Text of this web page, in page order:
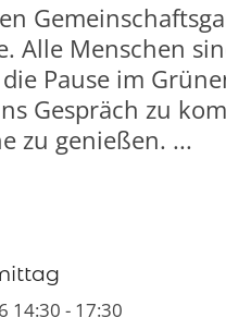
Alle Menschen
Pause im
Gespräch zu
zu genießen. ...
14:30 - 17:30